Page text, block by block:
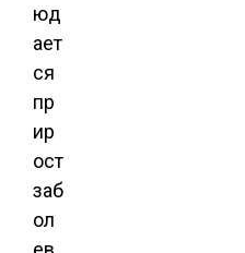
юд
ает
ся
пр
ир
ост
заб
ол